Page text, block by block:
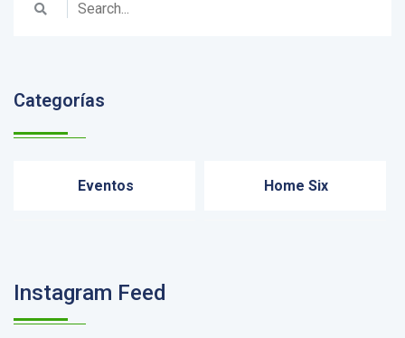
Categorías
Eventos Home Six
Instagram Feed